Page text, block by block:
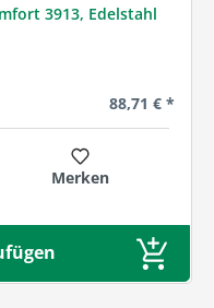
3913, Edelstahl
Regulärer
88,71 € *
Merken